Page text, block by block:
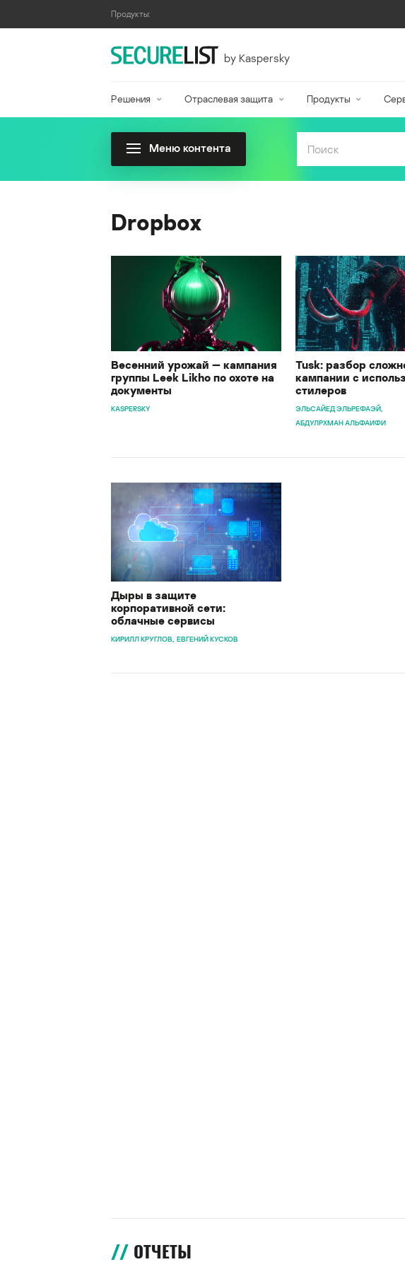
Продукты:
by Kaspersky
Решения Отраслевая защита Продукты
Меню контента
Dropbox
Весенний урожай — кампания
группы Leek Likho по охоте на
документы
KASPERSKY
Tusk: разбор
кампании с
стилеров
ЭЛЬСАЙЕД ЭЛЬРЕФАЭЙ
АБДУЛРХМАН АЛЬФАИФИ
Дыры в защите
корпоративной сети:
облачные сервисы
КИРИЛЛ КРУГЛОВ ЕВГЕНИЙ КУСКОВ
ОТЧЕТЫ